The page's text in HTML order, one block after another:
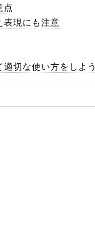
点
表現にも注意
適切な使い方をしよう